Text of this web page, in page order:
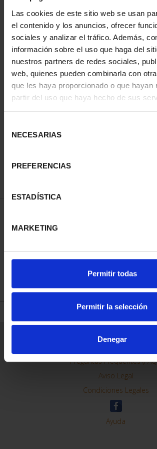
Las cookies de este sitio web se usan
el contenido y los anuncios, ofrecer
sociales y analizar el tráfico. Además,
información sobre el uso que haga del
nuestros partners de redes sociales,
web, quienes pueden combinarla con
que les haya proporcionado o que hayan
partir del uso que haya hecho de sus
NECESARIAS
PREFERENCIAS
ESTADÍSTICA
MARKETING
Permitir todas
Permitir la selección
Denegar
CIUDADES PATRIMONIO
DE LA HUMANIDAD
1.095,00 €
REFINAR
Información General
Contacto
Preguntas Frequentes
Aviso Legal
Condiciones Legales
Ayuda